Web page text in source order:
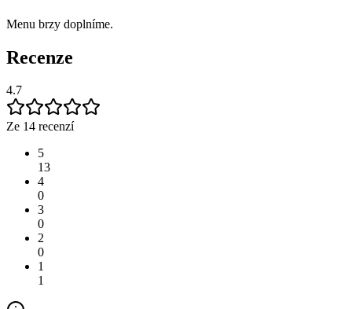
Menu brzy doplníme.
Recenze
4.7
Ze 14 recenzí
5
13
4
0
3
0
2
0
1
1